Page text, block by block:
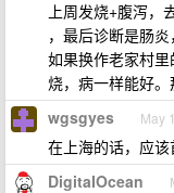
上周发烧+腹泻
，最后诊断是肠炎
如果换作老家村
烧，病一样能好。
wgsgyes May
在上海的话，应该
DigitaIOcean